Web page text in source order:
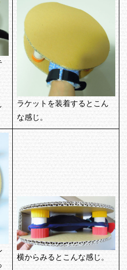
ラケットを装着するとこん
な感じ。
横からみるとこんな感じ。